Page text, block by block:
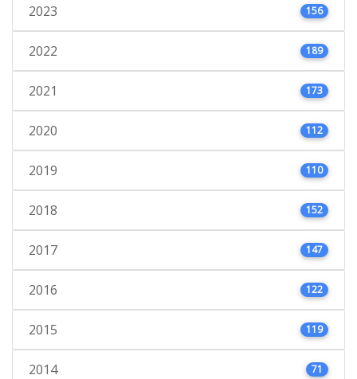
2023 156
2022 189
2021 173
2020 112
2019 110
2018 152
2017 147
2016 122
2015 119
2014 71